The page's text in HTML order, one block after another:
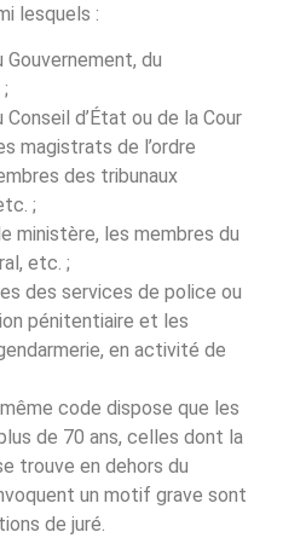
lesquels :
Gouvernement, du
Conseil d’État ou de la Cour
magistrats de l’ordre
des tribunaux
;
ministère, les membres du
etc. ;
des services de police ou
pénitentiaire et les
en activité de
code dispose que les
de 70 ans, celles dont la
trouve en dehors du
un motif grave sont
de juré.